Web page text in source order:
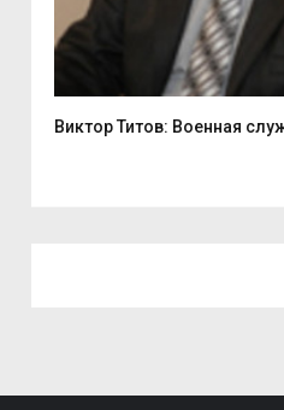
Виктор Титов: Военная